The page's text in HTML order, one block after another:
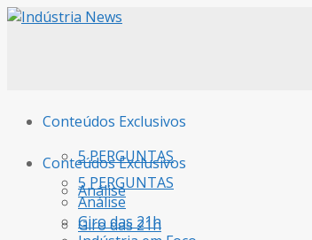
Conteúdos Exclusivos
5 PERGUNTAS
Análise
Giro das 21h
Conteúdos Exclusivos
5 PERGUNTAS
Análise
Giro das 21h